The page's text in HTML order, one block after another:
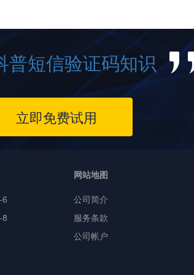
普短信验证码知识
立即免费试用
网站地图
公司简介
服务条款
公司帐户